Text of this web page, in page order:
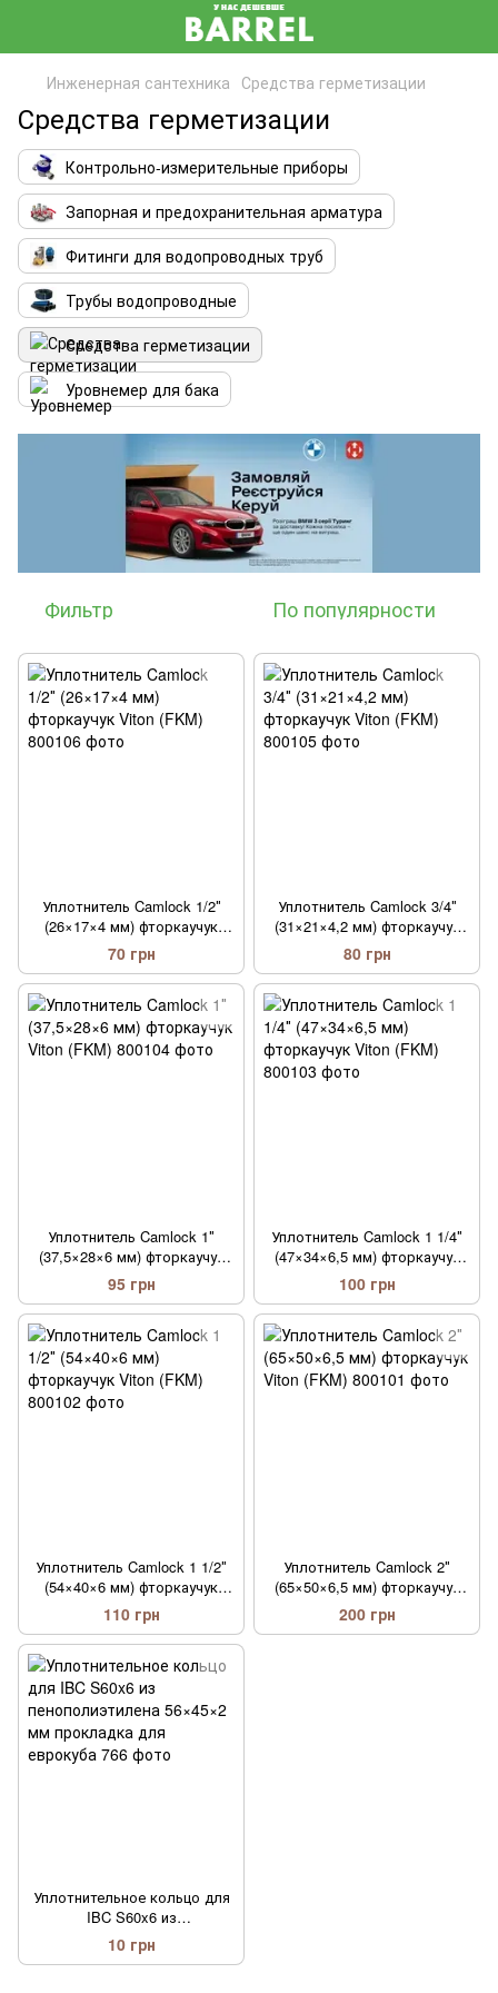
Инженерная сантехника Средства герметизации
Средства герметизации
Контрольно-измерительные приборы
Запорная и предохранительная арматура
Фитинги для водопроводных труб
Трубы водопроводные
Средства герметизации
Уровнемер для бака
Фильтр По популярности
Уплотнитель Camlock 1/2″
(26×17×4 мм) фторкаучук
Viton (FKM)
70 грн
Уплотнитель Camlock 3/4″
(31×21×4,2 мм) фторкаучук
Viton (FKM)
80 грн
Уплотнитель Camlock 1″
(37,5×28×6 мм) фторкаучук
Viton (FKM)
95 грн
Уплотнитель Camlock 1 1/4″
(47×34×6,5 мм) фторкаучук
Viton (FKM)
100 грн
Уплотнитель Camlock 1 1/2″
(54×40×6 мм) фторкаучук
Viton (FKM)
110 грн
Уплотнитель Camlock 2″
(65×50×6,5 мм) фторкаучук
Viton (FKM)
200 грн
Уплотнительное кольцо для
IBC S60x6 из
пенополиэтилена 56×45×2 мм
прокладка для еврокуба
10 грн